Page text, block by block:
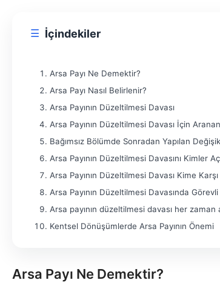
☰ İçindekiler
Arsa Payı Ne Demektir?
Arsa Payı Nasıl Belirlenir?
Arsa Payının Düzeltilmesi Davası
Arsa Payının Düzeltilmesi Davası İçin
Bağımsız Bölümde Sonradan Yapılan
Arsa Payının Düzeltilmesi Davasını Kimler
Arsa Payının Düzeltilmesi Davası Kime Karşı
Arsa Payının Düzeltilmesi Davasında
Arsa payının düzeltilmesi davası her zaman
Kentsel Dönüşümlerde Arsa Payının Önemi
Arsa Payı Ne Demektir?